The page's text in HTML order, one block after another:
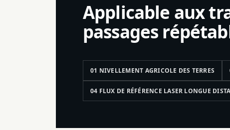
Applicable aux
passages
01 NIVELLEMENT AGRICOLE DES TERRES
04 FLUX DE RÉFÉRENCE LASER LONGUE